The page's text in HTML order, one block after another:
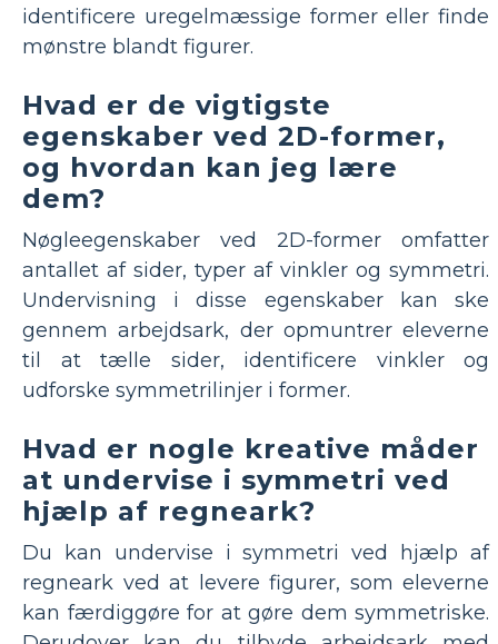
identificere uregelmæssige former eller finde
mønstre blandt figurer.
Hvad er de vigtigste
egenskaber ved 2D-former,
og hvordan kan jeg lære
dem?
Nøgleegenskaber ved 2D-former omfatter
antallet af sider, typer af vinkler og symmetri.
Undervisning i disse egenskaber kan ske
gennem arbejdsark, der opmuntrer eleverne
til at tælle sider, identificere vinkler og
udforske symmetrilinjer i former.
Hvad er nogle kreative måder
at undervise i symmetri ved
hjælp af regneark?
Du kan undervise i symmetri ved hjælp af
regneark ved at levere figurer, som eleverne
kan færdiggøre for at gøre dem symmetriske.